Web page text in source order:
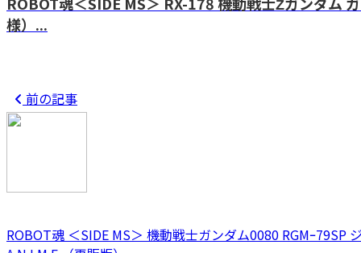
様）...
前の記事
ROBOT魂 ＜SIDE MS＞ 機動戦士ガンダム0080 RGMｰ79SP